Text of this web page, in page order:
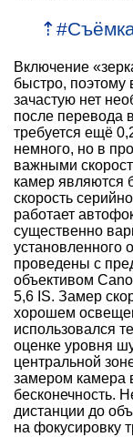
⇡ #
Включение
быстро, поэтому
зачастую нет
после перевода
требуется ещё
немного, но в
важными
камер являются
скорость
работает
существенно
установленного
проведены с
объективом
5,6 IS. Замер
хорошем
использовался
оценке уровня
центральной
замером камера
бесконечность.
дистанции до
на фокусировку